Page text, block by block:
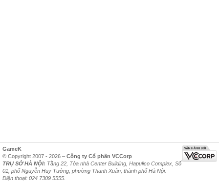
GameK
© Copyright 2007 - 2026 – Công ty Cổ phần VCCorp
TRỤ SỞ HÀ NỘI: Tầng 22, Tòa nhà Center Building, Hapulico Complex, Số
01, phố Nguyễn Huy Tưởng, phường Thanh Xuân, thành phố Hà Nội.
Điện thoại: 024 7309 5555.